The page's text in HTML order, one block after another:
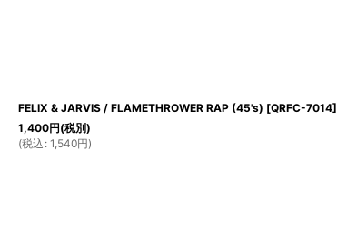
FELIX & JARVIS / FLAMETHROWER RAP (45's) [QRFC-7014]
1,400円(税別)
(税込 : 1,540円)